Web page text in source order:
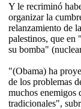
Y le recriminó
organizar la
relanzamiento de
palestinos, que en
su bomba"
"(Obama) ha
de los problemas
muchos enemigos
tradicionales",